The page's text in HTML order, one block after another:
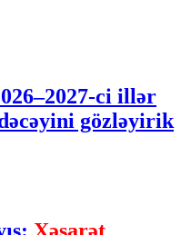
ci illər
gözləyirik